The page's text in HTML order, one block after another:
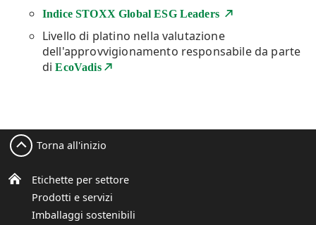
Indice STOXX Global ESG Leaders
Livello di platino nella valutazione
dell'approvvigionamento responsabile da parte
diEcoVadis
Etichette per settore
Prodotti e servizi
Imballaggi sostenibili
Torna all'inizio